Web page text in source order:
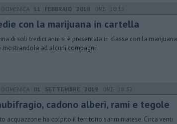
DOMENICA 11 FEBBRAIO 2018 ORE 10:15
con la marijuana in cartella
di soli tredici anni si è presentata in classe con la marijuana
mostrandola ad alcuni compagni
DOMENICA 01 SETTEMBRE 2019 ORE 18:32
cadono alberi, rami e tegole
acquazzone ha colpito il territorio sanminiatese. Circa venti